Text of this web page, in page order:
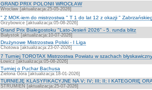
GRAND PRIX POLONII WROCŁAW
Wrocław [aktualizacja:25-05-2026]
" Z MOK-iem do mistrzostwa " T 1 do lat 12 z okazji "
Grzybowice [aktualizacja:05-08-2026]
Grand Prix Białegostoku "Lato-Jesień 2026" - 5. runda blitz
Białystok [aktualizacja:10-07-2026]
Drużynowe Mistrzostwa Polski - I Liga
Chotowa [aktualizacja:23-07-2026]
7 Turniej TOROTAX Mistrzostwa Powiatu w szachach
Łowicz [aktualizacja:05-08-2026]
Turniej o Puchar Bachusa
Zielona Góra [aktualizacja:18-01-2026]
TURNIEJE KLASYFIKACYJNE NA V; IV; III; II; I KATEGORIĘ
STRUMIEŃ [aktualizacja:25-07-2026]